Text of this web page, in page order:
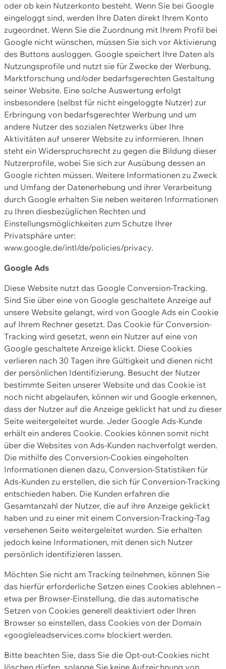
oder ob kein Nutzerkonto besteht. Wenn Sie bei Google
eingeloggt sind, werden Ihre Daten direkt Ihrem Konto
zugeordnet. Wenn Sie die Zuordnung mit Ihrem Profil bei
Google nicht wünschen, müssen Sie sich vor Aktivierung
des Buttons ausloggen. Google speichert Ihre Daten als
Nutzungsprofile und nutzt sie für Zwecke der Werbung,
Marktforschung und/oder bedarfsgerechten Gestaltung
seiner Website. Eine solche Auswertung erfolgt
insbesondere (selbst für nicht eingeloggte Nutzer) zur
Erbringung von bedarfsgerechter Werbung und um
andere Nutzer des sozialen Netzwerks über Ihre
Aktivitäten auf unserer Website zu informieren. Ihnen
steht ein Widerspruchsrecht zu gegen die Bildung dieser
Nutzerprofile, wobei Sie sich zur Ausübung dessen an
Google richten müssen. Weitere Informationen zu Zweck
und Umfang der Datenerhebung und ihrer Verarbeitung
durch Google erhalten Sie neben weiteren Informationen
zu Ihren diesbezüglichen Rechten und
Einstellungsmöglichkeiten zum Schutze Ihrer
Privatsphäre unter:
www.google.de/intl/de/policies/privacy.
Google Ads
Diese Website nutzt das Google Conversion-Tracking.
Sind Sie über eine von Google geschaltete Anzeige auf
unsere Website gelangt, wird von Google Ads ein Cookie
auf Ihrem Rechner gesetzt. Das Cookie für Conversion-
Tracking wird gesetzt, wenn ein Nutzer auf eine von
Google geschaltete Anzeige klickt. Diese Cookies
verlieren nach 30 Tagen ihre Gültigkeit und dienen nicht
der persönlichen Identifizierung. Besucht der Nutzer
bestimmte Seiten unserer Website und das Cookie ist
noch nicht abgelaufen, können wir und Google erkennen,
dass der Nutzer auf die Anzeige geklickt hat und zu dieser
Seite weitergeleitet wurde. Jeder Google Ads-Kunde
erhält ein anderes Cookie. Cookies können somit nicht
über die Websites von Ads-Kunden nachverfolgt werden.
Die mithilfe des Conversion-Cookies eingeholten
Informationen dienen dazu, Conversion-Statistiken für
Ads-Kunden zu erstellen, die sich für Conversion-Tracking
entschieden haben. Die Kunden erfahren die
Gesamtanzahl der Nutzer, die auf ihre Anzeige geklickt
haben und zu einer mit einem Conversion-Tracking-Tag
versehenen Seite weitergeleitet wurden. Sie erhalten
jedoch keine Informationen, mit denen sich Nutzer
persönlich identifizieren lassen.
Möchten Sie nicht am Tracking teilnehmen, können Sie
das hierfür erforderliche Setzen eines Cookies ablehnen –
etwa per Browser-Einstellung, die das automatische
Setzen von Cookies generell deaktiviert oder Ihren
Browser so einstellen, dass Cookies von der Domain
«googleleadservices.com» blockiert werden.
Bitte beachten Sie, dass Sie die Opt-out-Cookies nicht